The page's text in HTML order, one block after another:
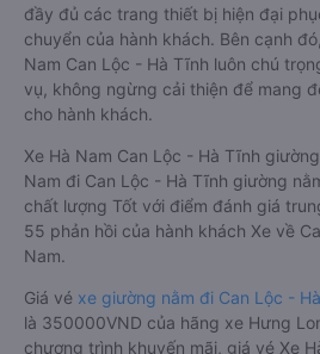
đầy đủ các trang thiết bị hiện đại
chuyển của hành khách. Bên cạnh
Nam Can Lộc - Hà Tĩnh luôn chú
vụ, không ngừng cải thiện để mang
cho hành khách.
Xe Hà Nam Can Lộc - Hà Tĩnh
Nam đi Can Lộc - Hà Tĩnh giường
chất lượng Tốt với điểm đánh giá
55 phản hồi của hành khách Xe về
Nam.
Giá vé xe giường nằm đi Can Lộc -
là 350000VND của hãng xe Hưng
chương trình khuyến mãi, giá vé Xe